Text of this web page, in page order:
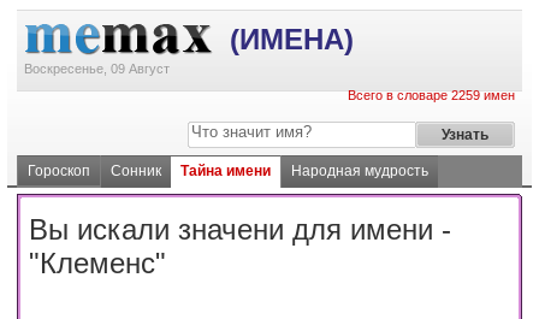
(ИМЕНА)
Воскресенье, 09 Август
Всего в словаре 2259 имен
Гороскоп Сонник Тайна имени Народная мудрость
Вы искали значени для имени -
"Клеменс"